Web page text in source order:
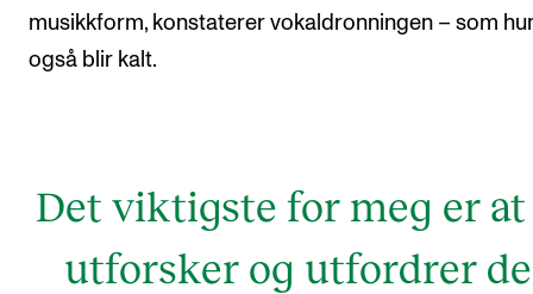
musikkform, konstaterer vokaldronningen – som
også blir kalt.
Det viktigste for meg er
utforsker og utfordrer